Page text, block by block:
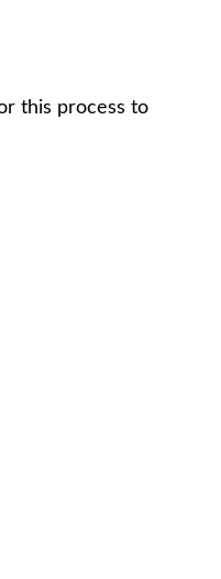
this process to